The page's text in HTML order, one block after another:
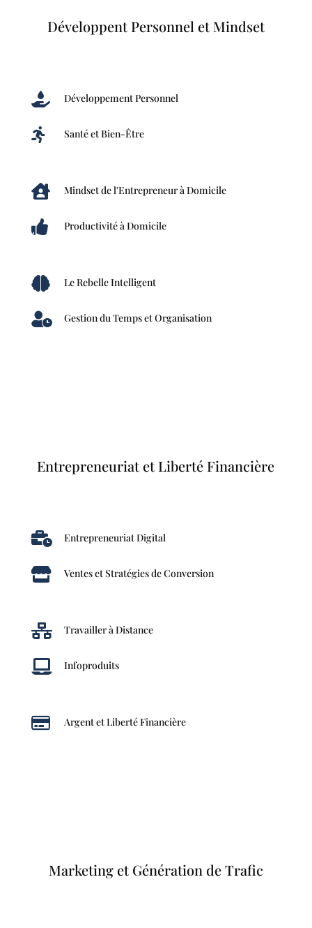
Développent Personnel et Mindset
 Développement Personnel
 Santé et Bien-Être
 Mindset de l'Entrepreneur à Domicile
 Productivité à Domicile
 Le Rebelle Intelligent
 Gestion du Temps et Organisation
Entrepreneuriat et Liberté Financière
 Entrepreneuriat Digital
 Ventes et Stratégies de Conversion
 Travailler à Distance
 Infoproduits
 Argent et Liberté Financière
Marketing et Génération de Trafic